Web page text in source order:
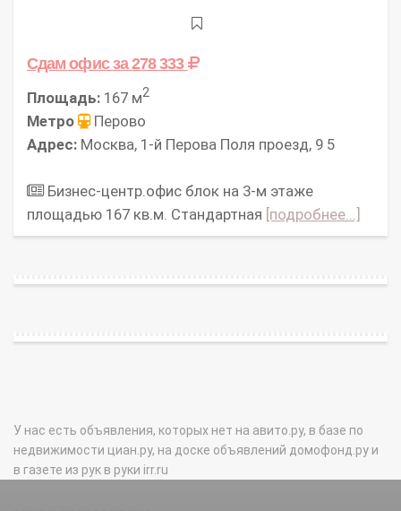
Сдам офисза 278 333
Площадь: 167 м2
Метро
Перово
Адрес: Москва, 1-й Перова Поля проезд, 9 5
Бизнес-центр.офис блок на 3-м этаже
площадью 167 кв.м. Стандартная [подробнее...]
У нас есть объявления, которых нет на авито.ру, в базе по
недвижимости циан.ру, на доске объявлений домофонд.ру и
в газете из рук в руки irr.ru